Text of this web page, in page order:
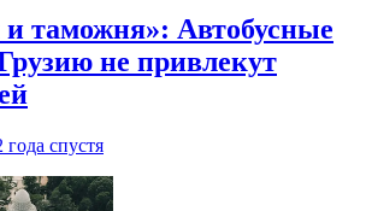
таможня»: Автобусные
не привлекут
года спустя